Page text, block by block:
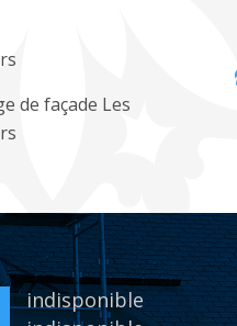
de façade Les
indisponible